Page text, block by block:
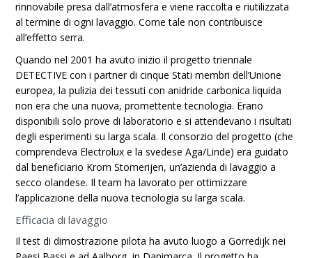
rinnovabile presa dall’atmosfera e viene raccolta e riutilizzata
al termine di ogni lavaggio. Come tale non contribuisce
all’effetto serra.
Quando nel 2001 ha avuto inizio il progetto triennale
DETECTIVE con i partner di cinque Stati membri dell’Unione
europea, la pulizia dei tessuti con anidride carbonica liquida
non era che una nuova, promettente tecnologia. Erano
disponibili solo prove di laboratorio e si attendevano i risultati
degli esperimenti su larga scala. Il consorzio del progetto (che
comprendeva Electrolux e la svedese Aga/Linde) era guidato
dal beneficiario Krom Stomerijen, un’azienda di lavaggio a
secco olandese. Il team ha lavorato per ottimizzare
l’applicazione della nuova tecnologia su larga scala.
Efficacia di lavaggio
Il test di dimostrazione pilota ha avuto luogo a Gorredijk nei